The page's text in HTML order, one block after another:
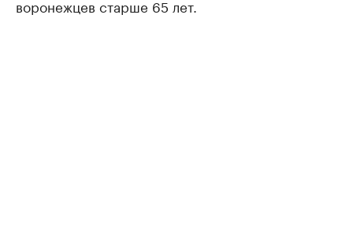
воронежцев старше 65 лет.